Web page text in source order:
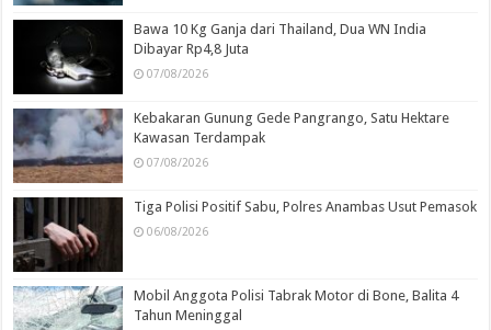
Bawa 10 Kg Ganja dari Thailand, Dua WN India
Dibayar Rp4,8 Juta
07/08/2026
Kebakaran Gunung Gede Pangrango, Satu Hektare
Kawasan Terdampak
07/08/2026
Tiga Polisi Positif Sabu, Polres Anambas Usut Pemasok
06/08/2026
Mobil Anggota Polisi Tabrak Motor di Bone, Balita 4
Tahun Meninggal